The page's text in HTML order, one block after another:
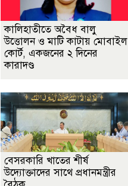
কালিহাতীতে অবৈধ বালু
উত্তোলন ও মাটি কাটায় মোবাইল
কোর্ট, একজনের ২ দিনের
কারাদণ্ড
বেসরকারি খাতের শীর্ষ
উদ্যোক্তাদের সাথে প্রধানমন্ত্রীর